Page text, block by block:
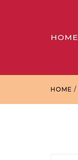
HOME
HOME /